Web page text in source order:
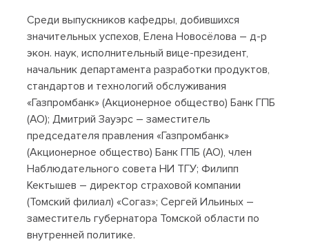
Среди выпускников кафедры, добившихся
значительных успехов, Елена Новосёлова – д-р
экон. наук, исполнительный вице-президент,
начальник департамента разработки продуктов,
стандартов и технологий обслуживания
«Газпромбанк» (Акционерное общество) Банк ГПБ
(АО); Дмитрий Зауэрс – заместитель
председателя правления «Газпромбанк»
(Акционерное общество) Банк ГПБ (АО), член
Наблюдательного совета НИ ТГУ; Филипп
Кектышев – директор страховой компании
(Томский филиал) «Согаз»; Сергей Ильиных –
заместитель губернатора Томской области по
внутренней политике.